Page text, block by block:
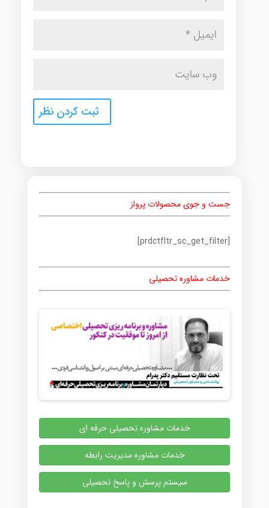
جست و جوی محصولات پرواز
[prdctfltr_sc_get_filter]
خدمات مشاوره تحصیلی
خدمات مشاوره تحصیلی حرفه ای
خدمات مشاوره مدیریت رابطه
سیستم پرسش و پاسخ تحصیلی